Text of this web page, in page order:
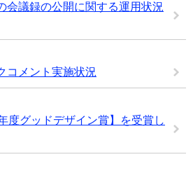
会議録の公開に関する運用状況
コメント実施状況
度グッドデザイン賞】を受賞し